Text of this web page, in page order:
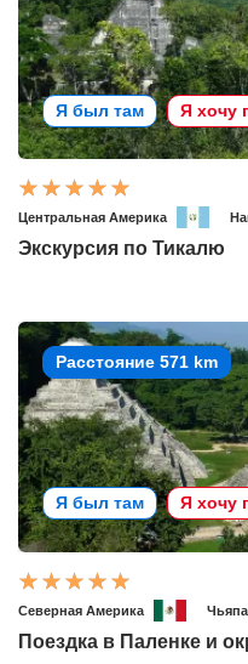
Я был там Я хочу
Центральная Америка
Экскурсия по Тикалю
Расстояние 571 km
Я был там Я хочу
Северная Америка
Поездка в Паленке и